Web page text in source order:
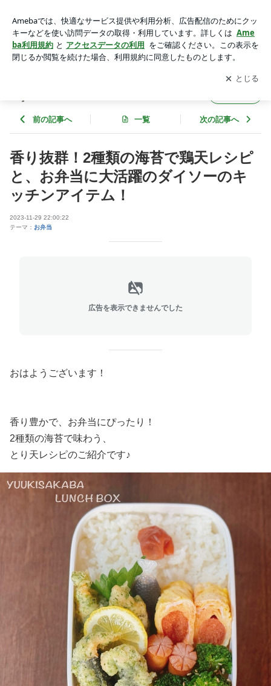
イソーのキッチンアイテム！ | ゆうき酒場
アプリをダウンロードして ブログの更新通知
を受け取りまし
ょう。
開く
前の記事へ 一覧 次の記事へ
香り抜群！2種類の海苔で鶏天レシピ
と、お弁当に大活躍のダイソーのキ
ッチンアイテム！
2023-11-29 22:00:22
テーマ： お弁当
広告を表示できませんでした
おはようございます！
香り豊かで、お弁当にぴったり！
2種類の海苔で味わう、
とり天レシピのご紹介です♪